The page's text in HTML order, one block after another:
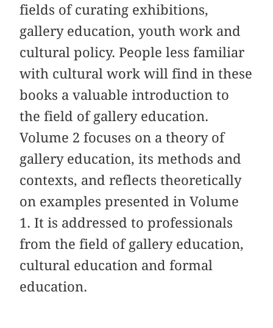
fields of curating exhibitions,
gallery education, youth work and
cultural policy. People less familiar
with cultural work will find in these
books a valuable introduction to
the field of gallery education.
Volume 2 focuses on a theory of
gallery education, its methods and
contexts, and reflects theoretically
on examples presented in Volume
1. It is addressed to professionals
from the field of gallery education,
cultural education and formal
education.